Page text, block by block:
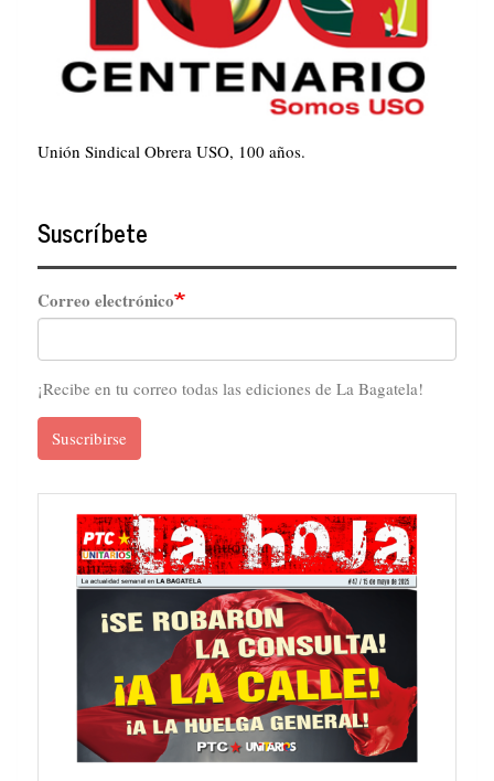
Unión Sindical Obrera USO, 100 años.
Suscríbete
Correo electrónico
¡Recibe en tu correo todas las ediciones de La Bagatela!
Suscribirse